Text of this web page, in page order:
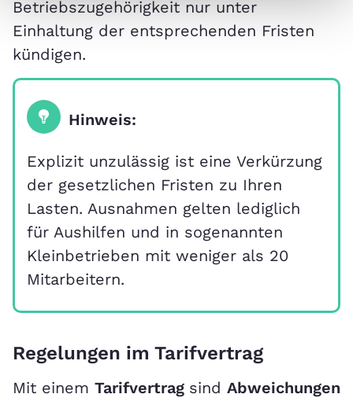
Betriebszugehörigkeit nur unter
Einhaltung der entsprechenden Fristen
kündigen.
Hinweis:
Explizit unzulässig ist eine Verkürzung
der gesetzlichen Fristen zu Ihren
Lasten. Ausnahmen gelten lediglich
für Aushilfen und in sogenannten
Kleinbetrieben mit weniger als 20
Mitarbeitern.
Regelungen im Tarifvertrag
Mit einem Tarifvertrag sind Abweichungen